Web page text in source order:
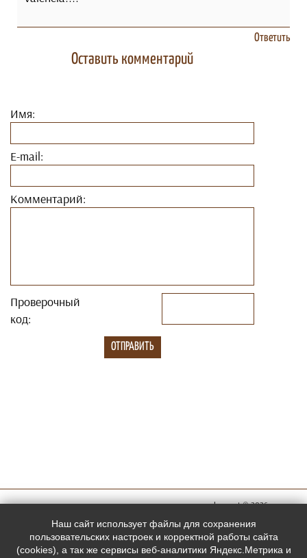
Ответить
Оставить комментарий
Имя:
E-mail:
Комментарий:
Проверочный
код:
megachess.net © 2026
социальных
Наш сайт использует файлы для сохранения
пользовательских настроек и корректной работы сайта
(cookies), а так же сервисы веб-аналитики Яндекс.Метрика и